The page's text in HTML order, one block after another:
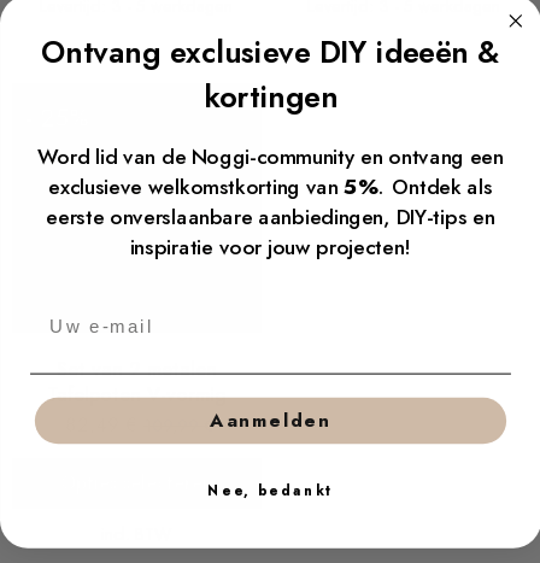
Set van 2 metalen
Tafelpoten V-vormig
€
Opties selecteren
Ontvang exclusieve DIY ideeën &
kortingen
Word lid van de Noggi-community en ontvang een
exclusieve welkomstkorting van5%. Ontdek als
eerste onverslaanbare aanbiedingen, DIY-tips en
inspiratie voor jouw projecten!
Aanmelden
Nee, bedankt